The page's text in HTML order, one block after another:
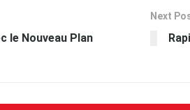
le Nouveau Plan
Next